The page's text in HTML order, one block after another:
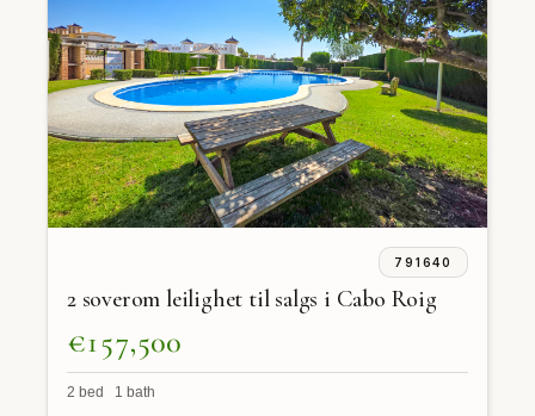
791640
2 soverom leilighet til salgs i Cabo Roig
€157,500
2 bed 1 bath